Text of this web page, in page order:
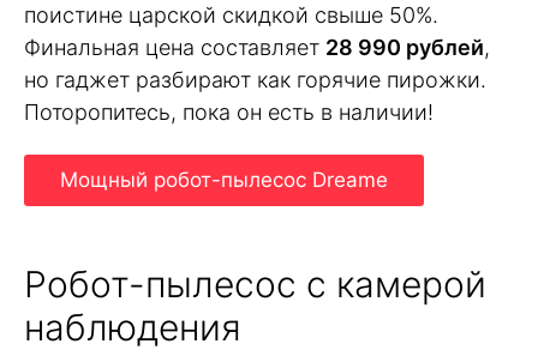
поистине царской скидкой свыше 50%.
Финальная цена составляет 28 990 рублей,
но гаджет разбирают как горячие пирожки.
Поторопитесь, пока он есть в наличии!
Мощный робот-пылесос Dreame
Робот-пылесос с камерой
наблюдения